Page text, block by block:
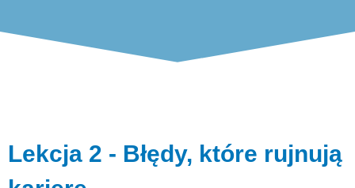
Lekcja 2 - Błędy, które rujnują